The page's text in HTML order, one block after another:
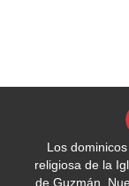
Los
religiosa de la
de Guzmán.